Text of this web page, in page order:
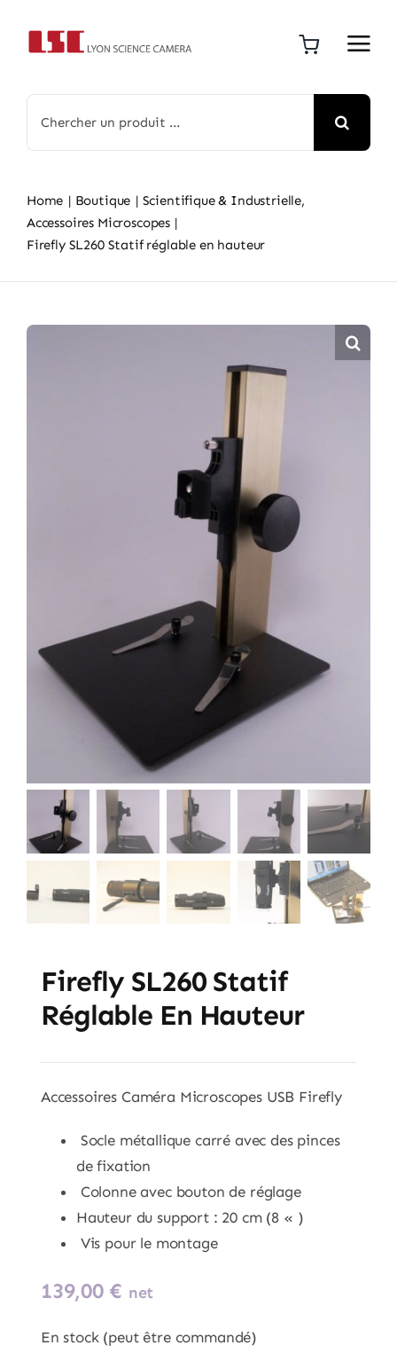
for:
Home Boutique
Scientifique & Industrielle
Accessoires Microscopes
Firefly SL260 Statif réglable en hauteur
Firefly SL260 Statif
Réglable En Hauteur
Accessoires Caméra Microscopes USB Firefly
Socle métallique carré avec des pinces
de fixation
Colonne avec bouton de réglage
Hauteur du support : 20 cm (8 « )
Vis pour le montage
139,00 € net
En stock (peut être commandé)